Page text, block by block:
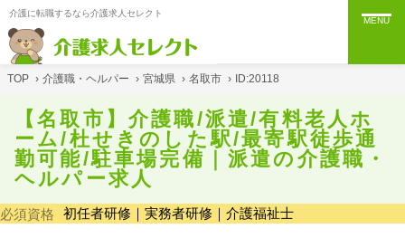
介護に転職するなら介護求人セレクト
MENU
TOP › 介護職・ヘルパー › 宮城県 › 名取市 › ID:20118
【名取市】介護職/派遣/有料老人ホ
ーム/杜せきのした駅/最寄駅徒歩通
勤可能/駐車場完備｜派遣の介護職・
ヘルパー求人
必須資格 初任者研修｜実務者研修｜介護福祉士